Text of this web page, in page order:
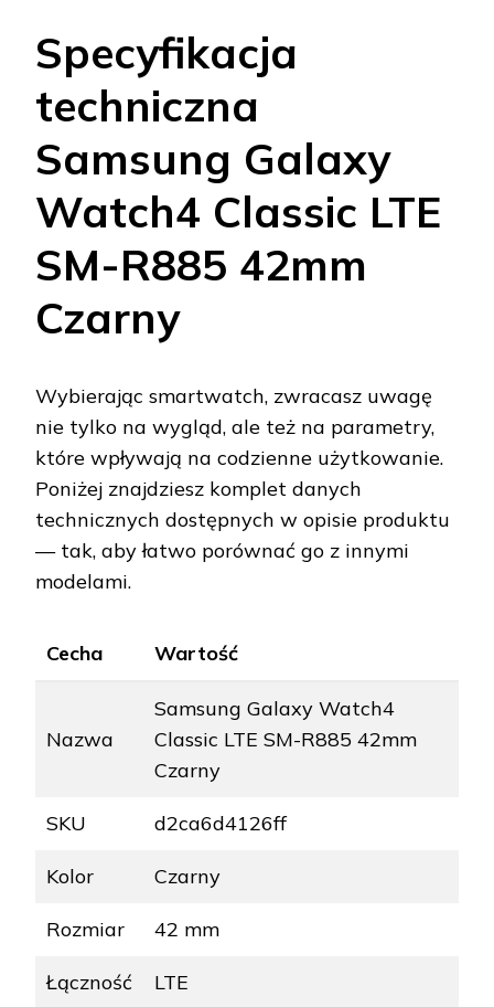
Specyfikacja
techniczna
Samsung Galaxy
Watch4 Classic LTE
SM-R885 42mm
Czarny
Wybierając smartwatch, zwracasz uwagę
nie tylko na wygląd, ale też na parametry,
które wpływają na codzienne użytkowanie.
Poniżej znajdziesz komplet danych
technicznych dostępnych w opisie produktu
— tak, aby łatwo porównać go z innymi
modelami.
Cecha Wartość
Nazwa
Samsung Galaxy Watch4
Classic LTE SM-R885 42mm
Czarny
SKU d2ca6d4126ff
Kolor Czarny
Rozmiar 42 mm
Łączność LTE